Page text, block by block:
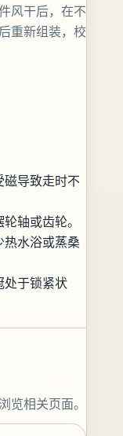
风干后，在不
重新组装，校
磁导致走时不
轴或齿轮。
热水浴或蒸桑
处于锁紧状
览相关页面。